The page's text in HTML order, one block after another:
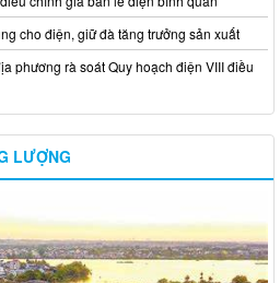
cho điện, giữ đà tăng trưởng sản xuất
phương rà soát Quy hoạch điện VIII điều
LƯỢNG